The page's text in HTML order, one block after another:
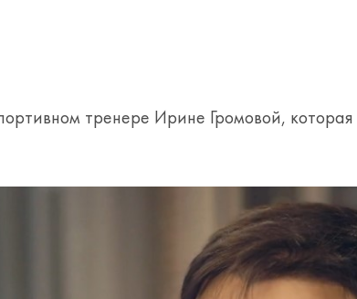
тренере Ирине Громовой,